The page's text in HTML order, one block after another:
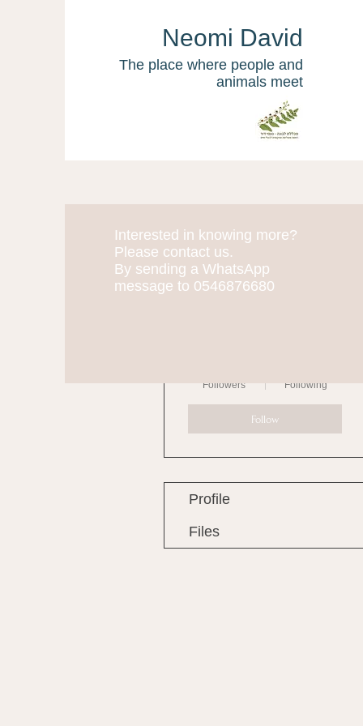
Neomi David
The place where people and
animals meet
Interested in knowing more?
Please contact us.
By sending a WhatsApp
message to 0546876680
Followers Following
Follow
More actions
Profile
Files